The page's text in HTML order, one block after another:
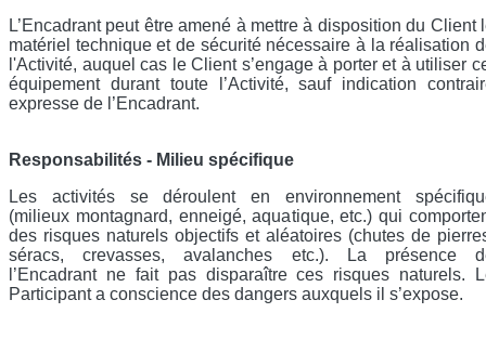
L’Encadrant peut être amené à mettre à disposition du Client
matériel technique et de sécurité nécessaire à la réalisation
l'Activité, auquel cas le Client s’engage à porter et à utiliser
équipement durant toute l’Activité, sauf indication
expresse de l’Encadrant.
Responsabilités - Milieu spécifique
Les activités se déroulent en environnement
(milieux montagnard, enneigé, aquatique, etc.) qui
des risques naturels objectifs et aléatoires (chutes de
séracs, crevasses, avalanches etc.). La présence
l’Encadrant ne fait pas disparaître ces risques naturels.
Participant a conscience des dangers auxquels il s’expose.